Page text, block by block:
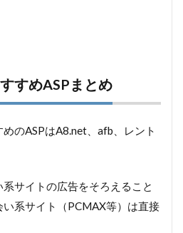
すめASPまとめ
のASPはA8.net、afb、レント
系サイトの広告をそろえること
系サイト（PCMAX等）は直接